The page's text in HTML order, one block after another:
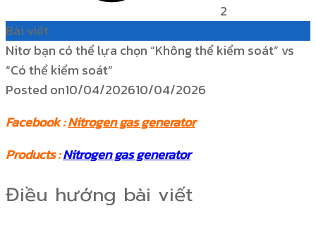
2
Bài viết
Nitơ bạn có thể lựa chọn “Không thể kiểm soát” vs
“Có thể kiểm soát”
Posted on10/04/202610/04/2026
Facebook :Nitrogen gas generator
Products :Nitrogen gas generator
Điều hướng bài viết